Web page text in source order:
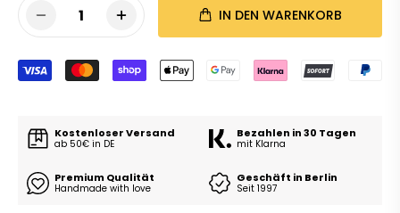
1 IN DEN WARENKORB
Kostenloser Versand
ab 50€ in DE
Bezahlen in 30 Tagen
mit Klarna
Premium Qualität
Handmade with love
Geschäft in Berlin
Seit 1997